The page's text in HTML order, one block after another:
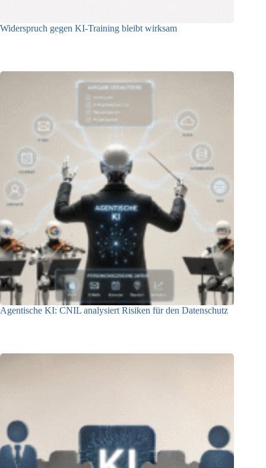
Widerspruch gegen KI-Training bleibt wirksam
Agentische KI: CNIL analysiert Risiken für den Datenschutz